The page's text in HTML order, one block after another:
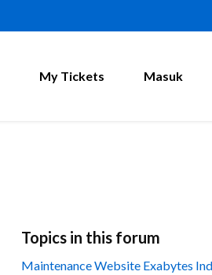
My Tickets Masuk
Topics in this forum
Maintenance Website Exabytes